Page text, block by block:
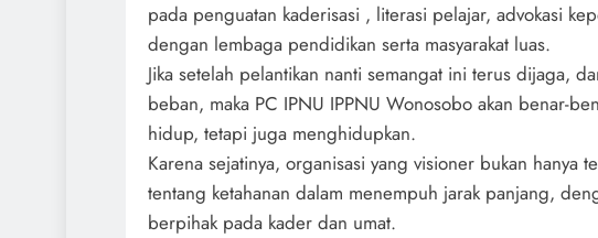
pada penguatan kaderisasi , literasi pelajar, advokasi
dengan lembaga pendidikan serta masyarakat luas.
Jika setelah pelantikan nanti semangat ini terus dijaga,
beban, maka PC IPNU IPPNU Wonosobo akan benar-
hidup, tetapi juga menghidupkan.
Karena sejatinya, organisasi yang visioner bukan hanya
tentang ketahanan dalam menempuh jarak panjang,
berpihak pada kader dan umat.